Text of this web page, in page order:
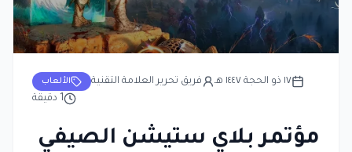
الألعاب فريق تحرير العلامة التقنية
١٧ ذو الحجة ١٤٤٧ هـ
1 دقيقة
مؤتمر بلاي ستيشن الصيفي